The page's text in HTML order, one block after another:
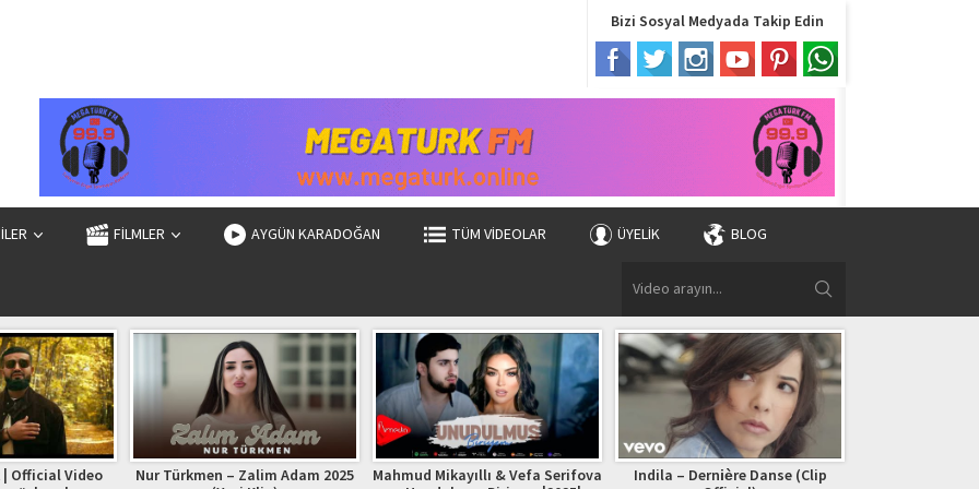
Bizi Sosyal Medyada Takip Edin
FİLMLER AYGÜN KARADOĞAN TÜM VIDEOLAR ÜYELIK BLOG
Official Video
Nur Türkmen – Zalim Adam 2025
Mahmud Mikayıllı & Vefa Serifova
Indila – Dernière Danse (Clip